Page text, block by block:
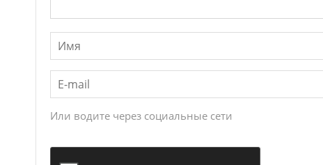
Или водите через социальные сети